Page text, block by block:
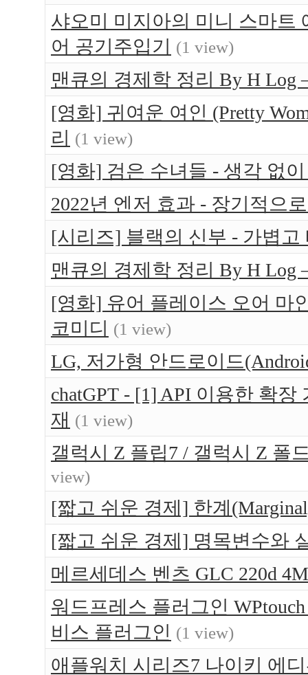
샤오미 미지아의 미니 스마트
어 공기주입기
(1 view)
맨큐의 경제학 정리 By H Log
[영화] 귀여운 여인 (Pretty
리
(1 view)
[영화] 검은 수녀들 - 생각 없
2022년 엔저 효과 - 장기적으
[시리즈] 블랙의 신부 - 가볍
맨큐의 경제학 정리 By H Log
[영화] 유어 플레이스 오어 마
코미디
(1 view)
LG, 저가형 안드로이드
chatGPT - [1] API 이용한 확
재 (1 view)
갤럭시 Z 플립7 / 갤럭시 Z 폴
view)
[짧고 쉬운 경제] 한계
[짧고 쉬운 경제] 명목변수와
메르세데스 벤츠 GLC 220d
워드프레스 플러그인
비스 플러그인 (1 view)
애플워치 시리즈7 나이키 에